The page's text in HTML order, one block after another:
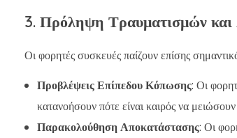
3. Πρόληψη Τραυματισμών
Οι φορητές συσκευές παίζουν επίσης
Προβλέψεις Επίπεδου Κόπωσης: Οι
κατανοήσουν πότε είναι καιρός να
Παρακολούθηση Αποκατάστασης: Οι